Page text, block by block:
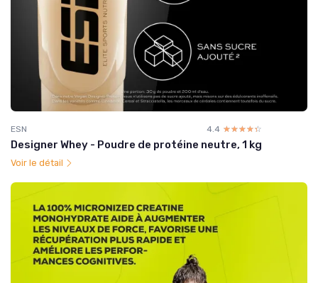
ESN 4.4 ☆☆☆☆☆
★★★★★
Designer Whey - Poudre de protéine neutre, 1 kg
Voir le détail